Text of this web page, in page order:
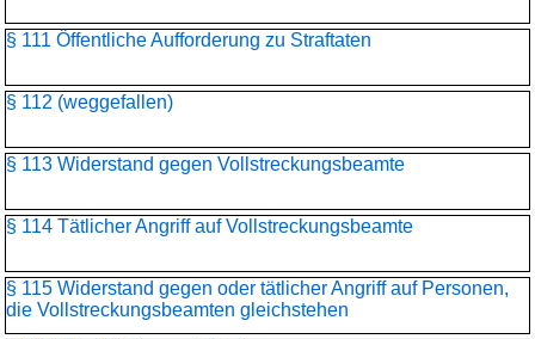
§ 111 Öffentliche Aufforderung zu Straftaten
§ 112 (weggefallen)
§ 113 Widerstand gegen Vollstreckungsbeamte
§ 114 Tätlicher Angriff auf Vollstreckungsbeamte
§ 115 Widerstand gegen oder tätlicher Angriff auf Personen,
die Vollstreckungsbeamten gleichstehen